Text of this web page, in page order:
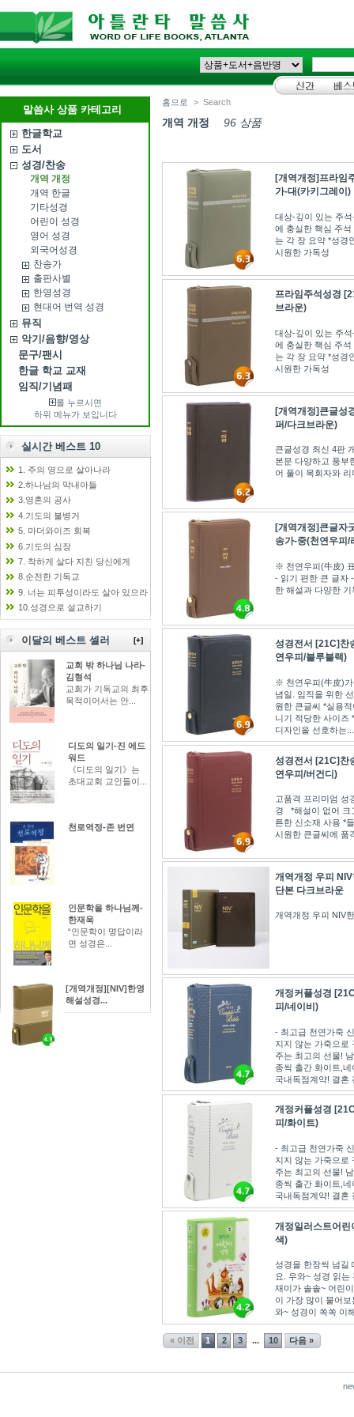
말씀사 상품 카테고리
한글학교
도서
성경/찬송
개역 개정
개역 한글
기타성경
어린이 성경
영어 성경
외국어성경
찬송가
출판사별
한영성경
현대어 번역 성경
뮤직
악기/음향/영상
문구/팬시
한글 학교 교재
임직/기념패
를 누르시면
하위 메뉴가 보입니다
실시간 베스트 10
1. 주의 영으로 살아나라
2.하나님의 막내아들
3.영혼의 공사
4.기도의 불병거
5. 마더와이즈 회복
6.기도의 심장
7. 착하게 살다 지친 당신에게
8.순전한 기독교
9. 너는 피투성이라도 살아 있으라
10.성경으로 설교하기
이달의 베스트 셀러 [+]
교회 밖 하나님 나라-
김형석
교회가 기독교의 최후
목적이어서는 안...
디도의 일기-진 에드
워드
《디도의 일기》는
초대교회 교인들이...
천로역정-존 번연
인문학을 하나님께-
한재욱
“인문학이 명답이라
면 성경은...
[개역개정][NIV]한영
해설성경...
홈으로 > Search
개역 개정 96 상품
[개역개정]프라임
가-대(카키그레이)
대상-깊이 있는 주
에 충실한 핵심 주
는 각 장 요약 *성경
시원한 가독성
프라임주석성경
브라운)
대상-깊이 있는 주
에 충실한 핵심 주
는 각 장 요약 *성경
시원한 가독성
[개역개정]큰글성
퍼/다크브라운)
큰글성경 최신 4판
본문 다양하고 풍부
어 풀이 목회자와
[개역개정]큰글자
송가-중(천연우피/
※ 천연우피(牛皮)
- 읽기 편한 큰 글자
한 해설과 다양한
성경전서 [21C]찬
연우피/블루블랙)
※ 천연우피(牛皮)가
념일. 임직을 위한
원한 큰글씨 *실용
니기 적당한 사이즈
디자인을 선호하는...
성경전서 [21C]찬
연우피/버건디)
고품격 프리미엄 성
경 *해설이 없어 크
튼한 신소재 사용 *
시원한 큰글씨에 품
개역개정 우피
단본 다크브라운
개역개정 우피 NIV
개정커플성경
피/네이비)
- 최고급 천연가죽
지지 않는 가죽으로
주는 최고의 선물!
종씩 출간 화이트,
국내독점계약! 결혼
개정커플성경
피/화이트)
- 최고급 천연가죽
지지 않는 가죽으로
주는 최고의 선물!
종씩 출간 화이트,
국내독점계약! 결혼
개정일러스트어린
색)
성경을 한장씩 넘길
요. 우와~ 성경 읽는
재미가 솔솔~ 어린
이 가장 많이 물어
와~ 성경이 쏙쏙 이
« 이전 1 2 3 ... 10 다음 »